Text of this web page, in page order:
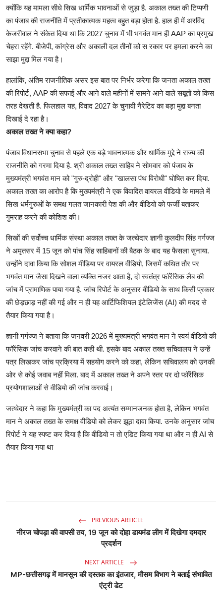
क्योंकि यह मामला सीधे सिख धार्मिक भावनाओं से जुड़ा है. अकाल तख्त की टिप्पणी
का पंजाब की राजनीति में प्रतीकात्मक महत्व बहुत बड़ा होता है. हाल ही में अरविंद
केजरीवाल ने संकेत दिया था कि 2027 चुनाव में भी भगवंत मान ही AAP का प्रमुख
चेहरा रहेंगे. बीजेपी, कांग्रेस और अकाली दल तीनों को स रकार पर हमला करने का
साझा मुद्दा मिल गया है।
हालांकि, अंतिम राजनीतिक असर इस बात पर निर्भर करेगा कि जनता अकाल तख्त
की रिपोर्ट, AAP की सफाई और आने वाले महीनों में सामने आने वाले सबूतों को किस
तरह देखती है. फिलहाल यह, विवाद 2027 के चुनावी नैरेटिव का बड़ा मुद्दा बनता
दिखाई दे रहा है।
अकाल तख्त ने क्या कहा?
पंजाब विधानसभा चुनाव से पहले एक बड़े भावनात्मक और धार्मिक मुद्दे ने राज्य की
राजनीति को गरमा दिया है. श्री अकाल तख्त साहिब ने सोमवार को पंजाब के
मुख्यमंत्री भगवंत मान को "गुरु-द्रोही" और "खालसा पंथ विरोधी" घोषित कर दिया.
अकाल तख्त का आरोप है कि मुख्यमंत्री ने एक विवादित वायरल वीडियो के मामले में
सिख धर्मगुरुओं के समक्ष गलत जानकारी पेश की और वीडियो को फर्जी बताकर
गुमराह करने की कोशिश की।
सिखों की सर्वोच्च धार्मिक संस्था अकाल तख्त के जत्थेदार ज्ञानी कुलदीप सिंह गर्गज्ज
ने अमृतसर में 15 जून को पांच सिंह साहिबानों की बैठक के बाद यह फैसला सुनाया.
उन्होंने दावा किया कि सोशल मीडिया पर वायरल वीडियो, जिसमें कथित तौर पर
भगवंत मान जैसा दिखने वाला व्यक्ति नजर आता है, दो स्वतंत्र फॉरेंसिक लैब की
जांच में प्रामाणिक पाया गया है. जांच रिपोर्ट के अनुसार वीडियो के साथ किसी प्रकार
की छेड़छाड़ नहीं की गई और न ही यह आर्टिफिशियल इंटेलिजेंस (AI) की मदद से
तैयार किया गया है।
ज्ञानी गर्गज्ज ने बताया कि जनवरी 2026 में मुख्यमंत्री भगवंत मान ने स्वयं वीडियो की
फॉरेंसिक जांच करवाने की बात कही थी. इसके बाद अकाल तख्त सचिवालय ने उन्हें
पत्र लिखकर जांच प्रक्रिया में सहयोग करने को कहा, लेकिन सचिवालय को उनकी
ओर से कोई जवाब नहीं मिला. बाद में अकाल तख्त ने अपने स्तर पर दो फॉरेंसिक
प्रयोगशालाओं से वीडियो की जांच करवाई।
जत्थेदार ने कहा कि मुख्यमंत्री का पद अत्यंत सम्मानजनक होता है, लेकिन भगवंत
मान ने अकाल तख्त के समक्ष वीडियो को लेकर झूठा दावा किया. उनके अनुसार जांच
रिपोर्ट ने यह स्पष्ट कर दिया है कि वीडियो न तो एडिट किया गया था और न ही AI से
तैयार किया गया था
PREVIOUS ARTICLE
नीरज चोपड़ा की वापसी तय, 19 जून को दोहा डायमंड लीग में दिखेगा दमदार
प्रदर्शन
NEXT ARTICLE
MP-छत्तीसगढ़ में मानसून की दस्तक का इंतजार, मौसम विभाग ने बताई संभावित
एंट्री डेट